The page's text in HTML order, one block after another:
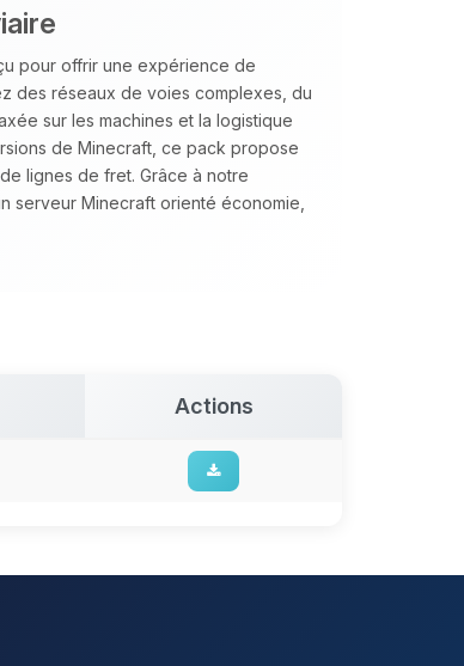
pour offrir une expérience de
des réseaux de voies complexes, du
sur les machines et la logistique
de Minecraft, ce pack propose
lignes de fret. Grâce à notre
serveur Minecraft orienté économie,
Actions